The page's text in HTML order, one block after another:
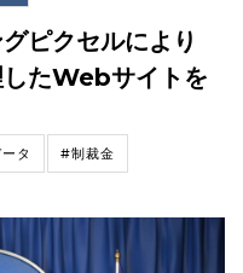
ピクセルにより
たWebサイトを
タ #制裁金